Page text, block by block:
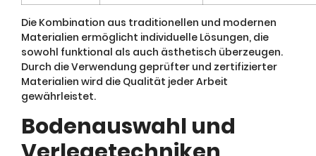
Die Kombination aus traditionellen und modernen
Materialien ermöglicht individuelle Lösungen, die
sowohl funktional als auch ästhetisch überzeugen.
Durch die Verwendung geprüfter und zertifizierter
Materialien wird die Qualität jeder Arbeit
gewährleistet.
Bodenauswahl und